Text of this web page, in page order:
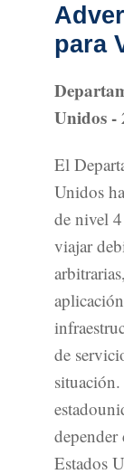
para
Unidos -
El
Unidos
de nivel
viajar
de
depender
Estados